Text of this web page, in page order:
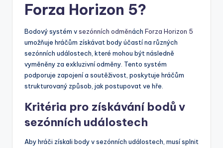
Forza Horizon 5?
Bodový systém vsezónních odměnách Forza Horizon 5
umožňuje hráčům získávat body účastí na různých
sezónních událostech, které mohou být následně
vyměněny za exkluzivní odměny. Tento systém
podporuje zapojení a soutěživost, poskytuje hráčům
strukturovaný způsob, jak postupovat ve hře.
Kritéria pro získávání bodů v
sezónních událostech
Aby hráči získali body v sezónních událostech, musí splnit